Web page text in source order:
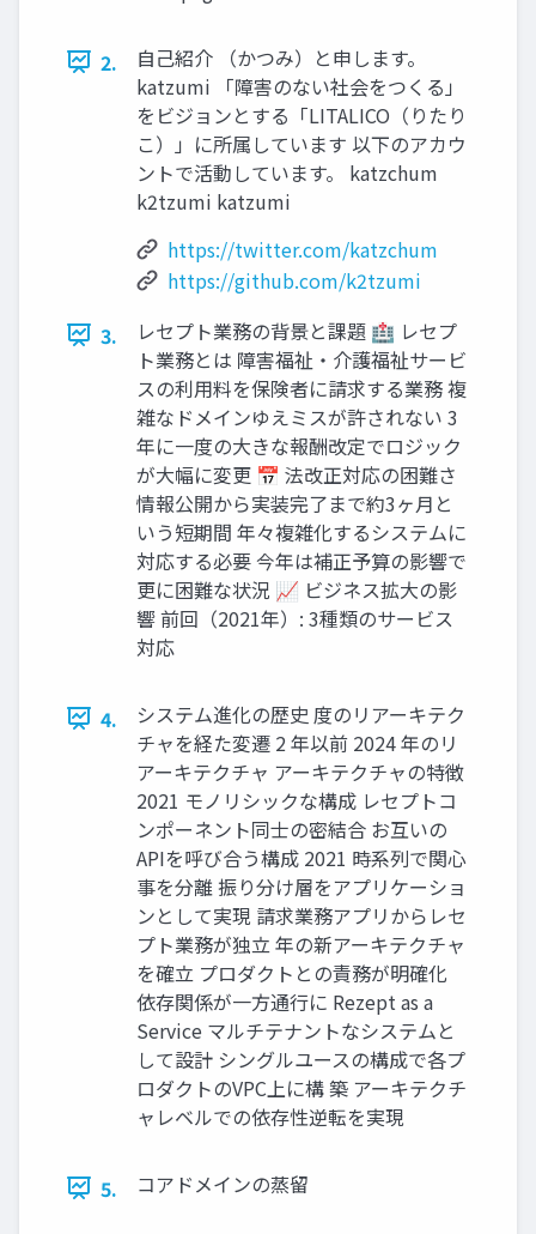
2.
自己紹介 （かつみ）と申します。
katzumi 「障害のない社会をつくる」
をビジョンとする「LITALICO（りたり
こ）」に所属しています 以下のアカウ
ントで活動しています。 katzchum
k2tzumi katzumi
https://twitter.com/katzchum
https://github.com/k2tzumi
3.
レセプト業務の背景と課題 🏥 レセプ
ト業務とは 障害福祉・介護福祉サービ
スの利用料を保険者に請求する業務 複
雑なドメインゆえミスが許されない 3
年に一度の大きな報酬改定でロジック
が大幅に変更 📅 法改正対応の困難さ
情報公開から実装完了まで約3ヶ月と
いう短期間 年々複雑化するシステムに
対応する必要 今年は補正予算の影響で
更に困難な状況 📈 ビジネス拡大の影
響 前回（2021年）: 3種類のサービス
対応
4.
システム進化の歴史 度のリアーキテク
チャを経た変遷 2 年以前 2024 年のリ
アーキテクチャ アーキテクチャの特徴
2021 モノリシックな構成 レセプトコ
ンポーネント同士の密結合 お互いの
APIを呼び合う構成 2021 時系列で関心
事を分離 振り分け層をアプリケーショ
ンとして実現 請求業務アプリからレセ
プト業務が独立 年の新アーキテクチャ
を確立 プロダクトとの責務が明確化
依存関係が一方通行に Rezept as a
Service マルチテナントなシステムと
して設計 シングルユースの構成で各プ
ロダクトのVPC上に構 築 アーキテクチ
ャレベルでの依存性逆転を実現
5. コアドメインの蒸留